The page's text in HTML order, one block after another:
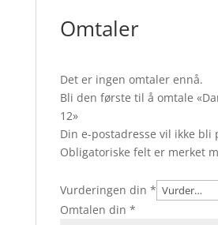
Omtaler
Det er ingen omtaler ennå.
Bli den første til å omtale
12»
Din e-postadresse vil ikke bli
Obligatoriske felt er merket
Vurderingen din *
Omtalen din *